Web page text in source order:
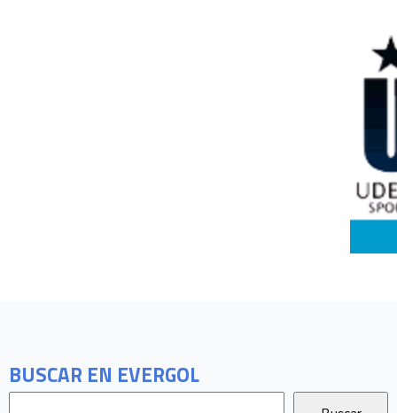
BUSCAR EN EVERGOL